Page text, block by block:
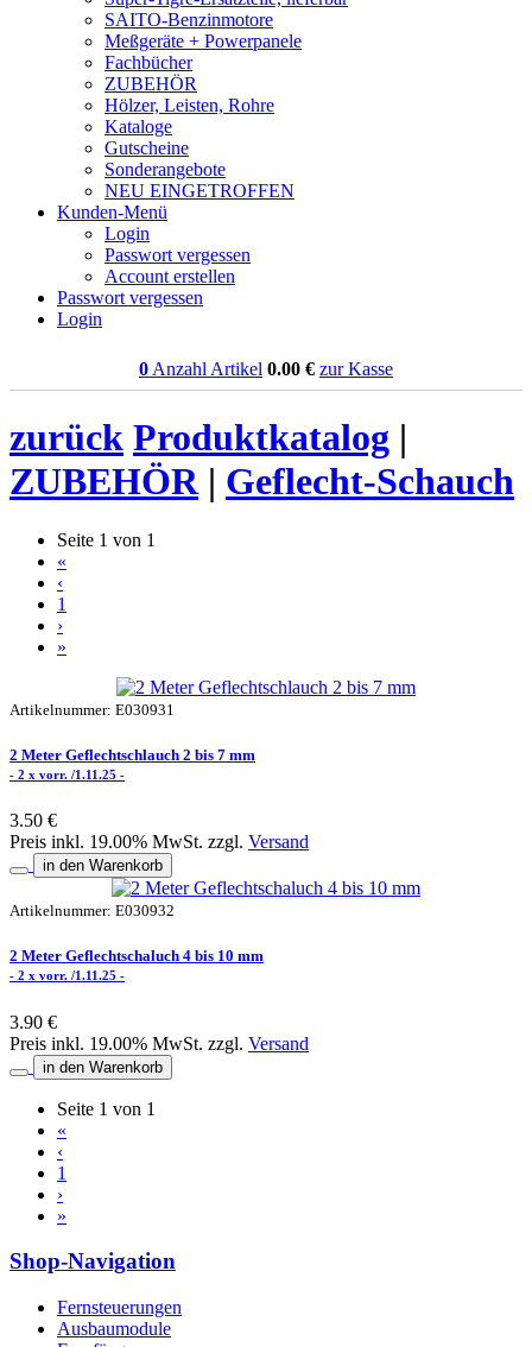
SAITO-Benzinmotore
Meßgeräte + Powerpanele
Fachbücher
ZUBEHÖR
Hölzer, Leisten, Rohre
Kataloge
Gutscheine
Sonderangebote
NEU EINGETROFFEN
Kunden-Menü
Login
Passwort vergessen
Account erstellen
Passwort vergessen
Login
0 Anzahl Artikel 0.00 € zur Kasse
zurück Produktkatalog |
ZUBEHÖR| Geflecht-Schauch
Seite 1 von 1
«
‹
1
›
»
Artikelnummer: E030931
2 Meter Geflechtschlauch 2 bis 7 mm
- 2 x vorr. /1.11.25 -
3.50 €
Preis inkl. 19.00% MwSt. zzgl. Versand
in den Warenkorb
Artikelnummer: E030932
2 Meter Geflechtschaluch 4 bis 10 mm
- 2 x vorr. /1.11.25 -
3.90 €
Preis inkl. 19.00% MwSt. zzgl. Versand
in den Warenkorb
Seite 1 von 1
«
‹
1
›
»
Shop-Navigation
Fernsteuerungen
Ausbaumodule